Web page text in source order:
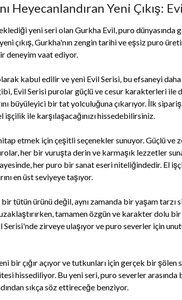
Heyecanlandıran Yeni Çıkış:
yeni seri olan Gurkha Evil, puro dünyasında
çıkış, Gurkha'nın zengin tarihi ve eşsiz puro
deneyim vaat ediyor.
kabul edilir ve yeni Evil Serisi, bu efsaneyi daha
Evil Serisi purolar güçlü ve cesur karakterleri ile
büyüleyici bir tat yolculuğuna çıkarıyor. İlk
ile karşılaşacağınızı hissedebilirsiniz.
etmek için çeşitli seçenekler sunuyor. Güçlü ve
her bir vuruşta derin ve karmaşık lezzetler
her puro bir sanat eseri niteliğindedir. El
en üst seviyeye taşıyor.
tütün ürünü değil, aynı zamanda bir yaşam tarzı
tamamen özgün ve karakter dolu
Serisi'nde zirveye ulaşıyor ve puro severler için
bir çığır açıyor ve tutkunları için gerçek bir şölen
hissediliyor. Bu yeni seri, puro severler arasında
sıkça söz ettireceğe benziyor.